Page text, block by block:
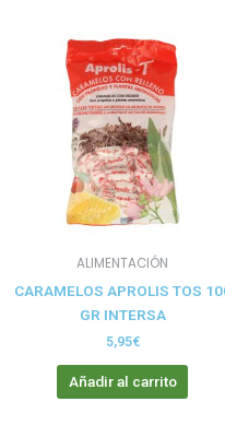
ALIMENTACIÓN
CARAMELOS APROLIS TOS
GR INTERSA
5,95€
Añadir al carrito